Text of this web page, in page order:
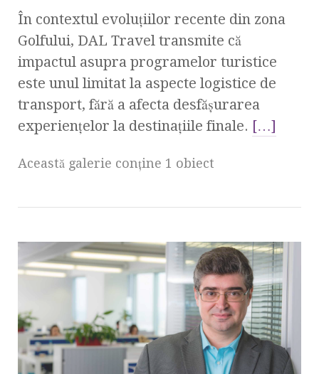
În contextul evoluțiilor recente din zona
Golfului, DAL Travel transmite că
impactul asupra programelor turistice
este unul limitat la aspecte logistice de
transport, fără a afecta desfășurarea
experiențelor la destinațiile finale. […]
Această galerie conţine 1 obiect